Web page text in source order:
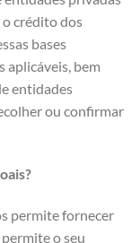
crédito dos
bases
aplicáveis, bem
entidades
ou confirmar
permite fornecer
o seu